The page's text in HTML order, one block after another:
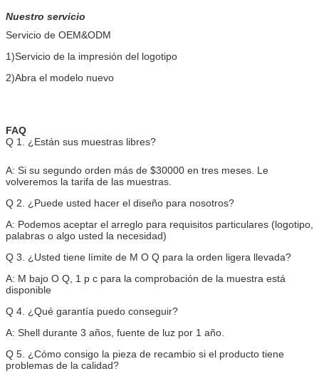
Nuestro servicio
Servicio de OEM&ODM
1)Servicio de la impresión del logotipo
2)Abra el modelo nuevo
FAQ
Q 1. ¿Están sus muestras libres?
A: Si su segundo orden más de $30000 en tres meses. Le
volveremos la tarifa de las muestras.
Q 2. ¿Puede usted hacer el diseño para nosotros?
A: Podemos aceptar el arreglo para requisitos particulares (logotipo,
palabras o algo usted la necesidad)
Q 3. ¿Usted tiene límite de M O Q para la orden ligera llevada?
A: M bajo O Q, 1 p c para la comprobación de la muestra está
disponible
Q 4. ¿Qué garantía puedo conseguir?
A: Shell durante 3 años, fuente de luz por 1 año.
Q 5. ¿Cómo consigo la pieza de recambio si el producto tiene
problemas de la calidad?